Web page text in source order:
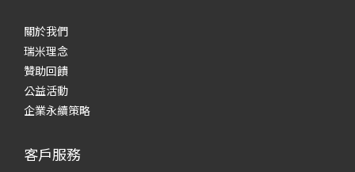
關於我們
瑞米理念
贊助回饋
公益活動
企業永續策略
客戶服務